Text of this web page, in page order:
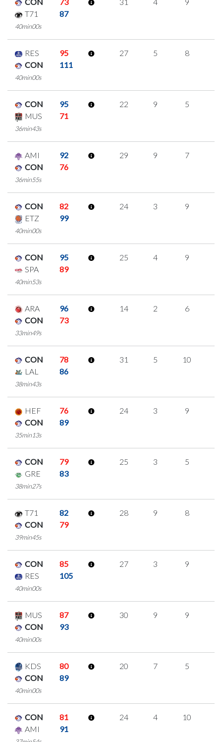
T71
87
40min00s
RES
95
CON
111
40min00s
27 5 8
CON
95
MUS
71
36min43s
22 9 5
AMI
92
CON
76
36min55s
29 9 7
CON
82
ETZ
99
40min00s
24 3 9
CON
95
SPA
89
40min53s
25 4 9
ARA
96
CON
73
33min49s
14 2 6
CON
78
LAL
86
38min43s
31 5 10
HEF
76
CON
89
35min13s
24 3 9
CON
79
GRE
83
38min27s
25 3 5
T71
82
CON
79
39min45s
28 9 8
CON
85
RES
105
40min00s
27 3 9
MUS
87
CON
93
40min00s
30 9 9
KDS
80
CON
89
40min00s
20 7 5
CON
81
AMI
91
24 4 10